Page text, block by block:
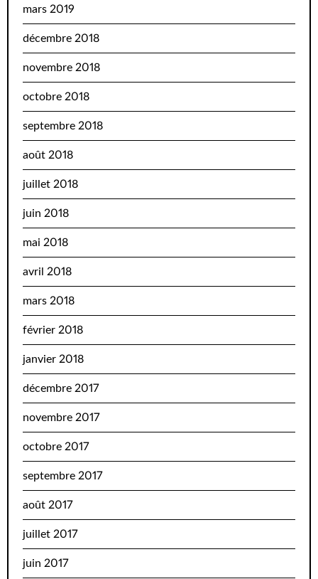
mars 2019
décembre 2018
novembre 2018
octobre 2018
septembre 2018
août 2018
juillet 2018
juin 2018
mai 2018
avril 2018
mars 2018
février 2018
janvier 2018
décembre 2017
novembre 2017
octobre 2017
septembre 2017
août 2017
juillet 2017
juin 2017